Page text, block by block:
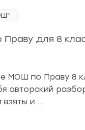
для 8
МОШ по Праву 8
авторский
и …